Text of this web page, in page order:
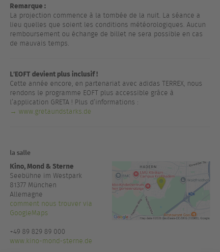
Remarque :
La projection commence à la tombée de la nuit. La séance a
lieu quelles que soient les conditions météorologiques. Aucun
remboursement ou échange de billet ne sera possible en cas
de mauvais temps.
L’EOFT devient plus inclusif !
Cette année encore, en partenariat avec adidas TERREX, nous
rendons le programme EOFT plus accessible grâce à
l’application GRETA ! Plus d’informations :
→ www.gretaundstarks.de
la salle
Kino, Mond & Sterne
Seebühne im Westpark
81377 München
Allemagne
comment nous trouver via
GoogleMaps
+49 89 829 89 000
www.kino-mond-sterne.de